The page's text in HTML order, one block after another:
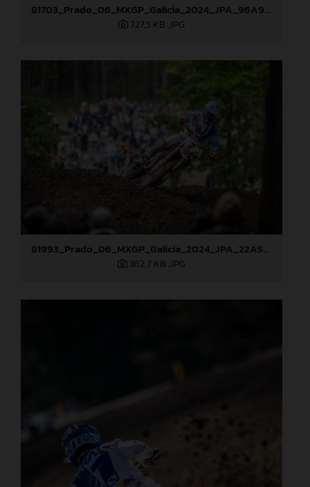
81703_Prado_06_MXGP_Galicia_2024_JPA_96A9406
727,5 KB .JPG
81993_Prado_06_MXGP_Galicia_2024_JPA_22A5051
362,7 KB .JPG